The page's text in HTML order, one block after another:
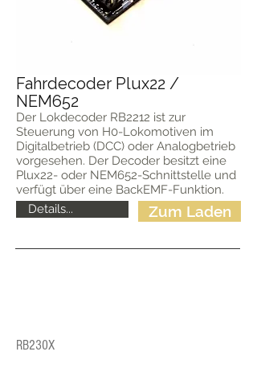
Fahrdecoder Plux22 /
NEM652
Der Lokdecoder RB2212 ist zur
Steuerung von H0-Lokomotiven im
Digitalbetrieb (DCC) oder Analogbetrieb
vorgesehen. Der Decoder besitzt eine
Plux22- oder NEM652-Schnittstelle und
verfügt über eine BackEMF-Funktion.
Details...
Zum Laden
RB230X